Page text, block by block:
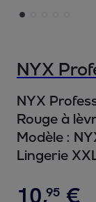
NYX
NYX
Rouge à
Modèle :
Lingerie
10,95 €